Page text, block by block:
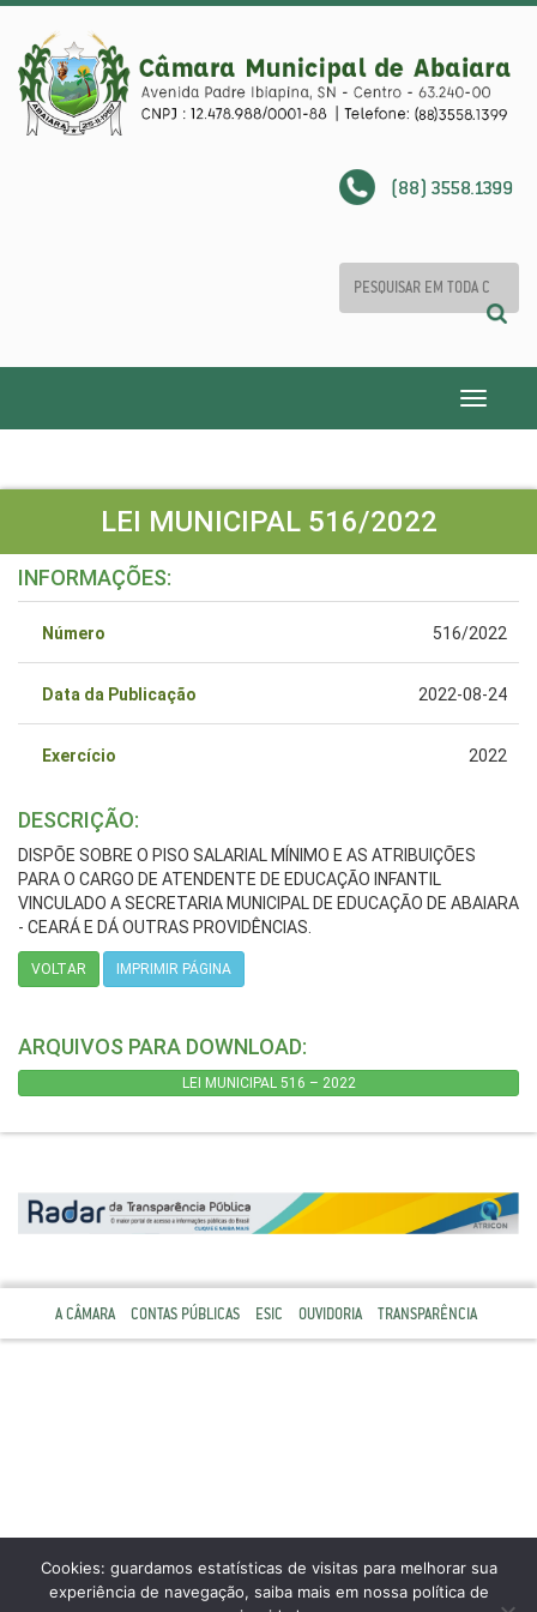
(88) 3558.1399
Toggle
LEI MUNICIPAL 516/2022
INFORMAÇÕES:
Número 516/2022
Data da Publicação 2022-08-24
Exercício 2022
DESCRIÇÃO:
DISPÕE SOBRE O PISO SALARIAL MÍNIMO E AS ATRIBUIÇÕES
PARA O CARGO DE ATENDENTE DE EDUCAÇÃO INFANTIL
VINCULADO A SECRETARIA MUNICIPAL DE EDUCAÇÃO DE ABAIARA
- CEARÁ E DÁ OUTRAS PROVIDÊNCIAS.
VOLTAR IMPRIMIR PÁGINA
ARQUIVOS PARA DOWNLOAD:
LEI MUNICIPAL 516 – 2022
A CÂMARA CONTAS PÚBLICAS ESIC OUVIDORIA TRANSPARÊNCIA
Cookies: guardamos estatísticas de visitas para melhorar sua
experiência de navegação, saiba mais em nossa política de